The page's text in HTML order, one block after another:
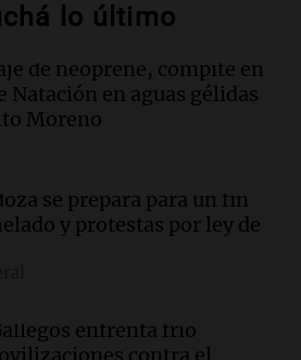
depender del trabajo en
el ataque
de Hanói: modernización
lo último
de neoprene, compite en
Natación en aguas gélidas
Moreno
se prepara para un fin
y protestas por ley de
enfrenta frío
contra el